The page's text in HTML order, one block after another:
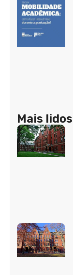
Mais lidos